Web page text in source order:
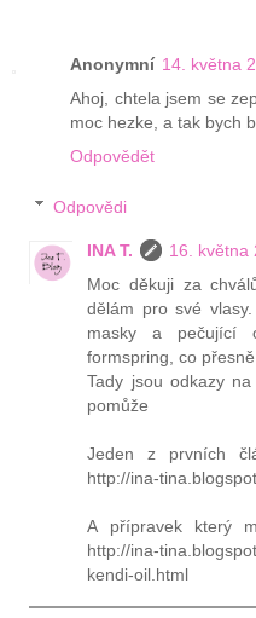
Anonymní 14. května
Ahoj, chtela jsem se
moc hezke, a tak bych
Odpovědět
Odpovědi
INA T.
16. května
Moc děkuji za
dělám pro své
masky a pečující
formspring, co
Tady jsou odkazy
pomůže
Jeden z prvních
http://ina-
A přípravek který
http://ina-
kendi-oil.html